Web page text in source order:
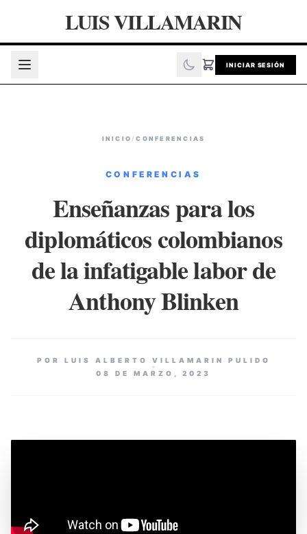
LUIS VILLAMARIN
INICIAR SESIÓN
INICIO /CONFERENCIAS
CONFERENCIAS
Enseñanzas para los
diplomáticos colombianos
de la infatigable labor de
Anthony Blinken
POR LUIS ALBERTO VILLAMARIN PULIDO
08 DE MARZO, 2023